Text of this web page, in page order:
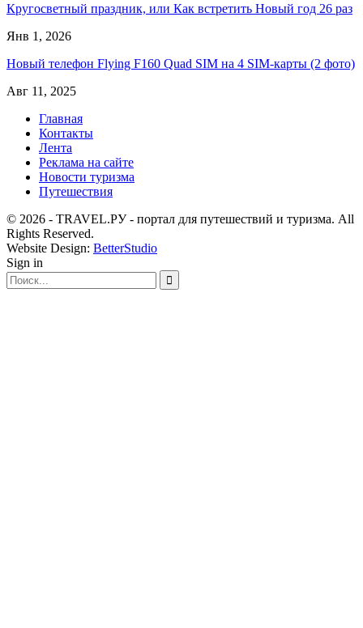
Кругосветный праздник, или Как встретить Новый год 26 раз
Янв 1, 2026
Новый телефон Flying F160 Quad SIM на 4 SIM-карты (2 фото)
Авг 11, 2025
Главная
Контакты
Лента
Реклама на сайте
Новости туризма
Путешествия
© 2026 - TRAVEL.РУ - портал для путешествий и туризма. All
Rights Reserved.
Website Design: BetterStudio
Sign in